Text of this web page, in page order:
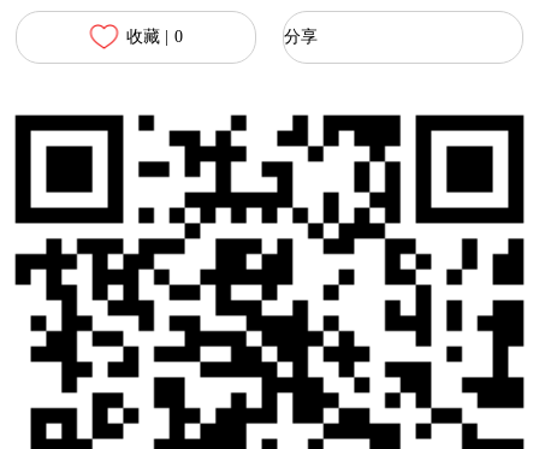
收藏 | 0 分享